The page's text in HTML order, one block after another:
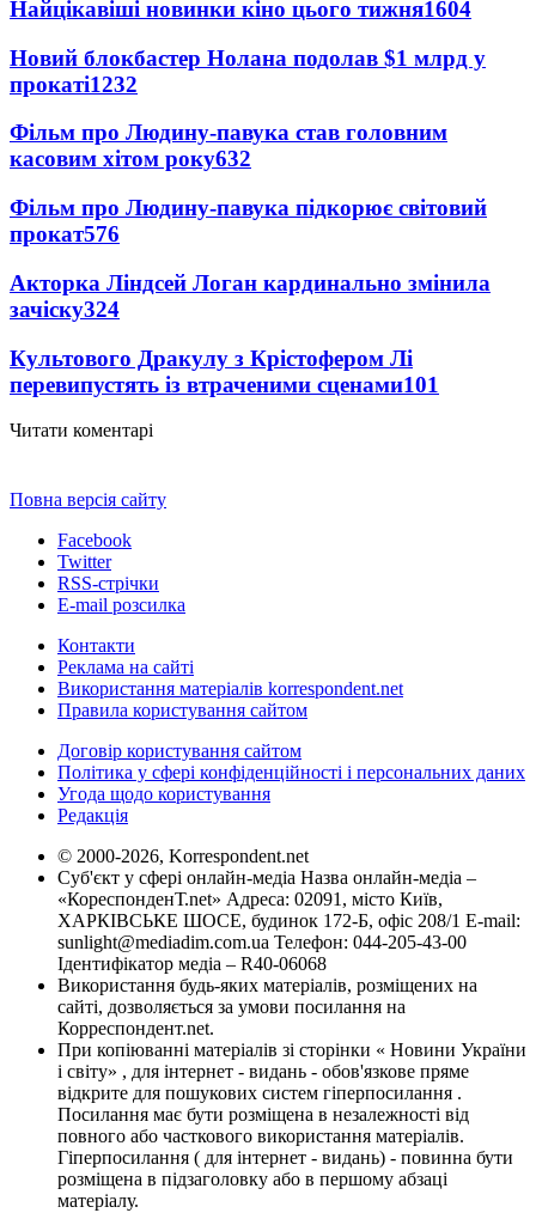
Найцікавіші новинки кіно цього тижня1604
Новий блокбастер Нолана подолав $1 млрд у
прокаті1232
Фільм про Людину-павука став головним
касовим хітом року632
Фільм про Людину-павука підкорює світовий
прокат576
Акторка Ліндсей Логан кардинально змінила
зачіску324
Культового Дракулу з Крістофером Лі
перевипустять із втраченими сценами101
Читати коментарі
Повна версія сайту
Facebook
Twitter
RSS-стрічки
E-mail розсилка
Контакти
Реклама на сайті
Використання матеріалів korrespondent.net
Правила користування сайтом
Договір користування сайтом
Політика у сфері конфіденційності і персональних даних
Угода щодо користування
Редакція
© 2000-2026, Korrespondent.net
Суб'єкт у сфері онлайн-медіа Назва онлайн-медіа –
«КореспонденТ.net» Адреса: 02091, місто Київ,
ХАРКІВСЬКЕ ШОСЕ, будинок 172-Б, офіс 208/1 E-mail:
sunlight@mediadim.com.ua Телефон: 044-205-43-00
Ідентифікатор медіа – R40-06068
Використання будь-яких матеріалів, розміщених на
сайті, дозволяється за умови посилання на
Корреспондент.net.
При копіюванні матеріалів зі сторінки « Новини України
і світу» , для інтернет - видань - обов'язкове пряме
відкрите для пошукових систем гіперпосилання .
Посилання має бути розміщена в незалежності від
повного або часткового використання матеріалів.
Гіперпосилання ( для інтернет - видань) - повинна бути
розміщена в підзаголовку або в першому абзаці
матеріалу.